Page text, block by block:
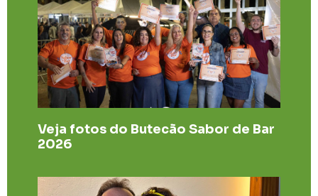
Veja fotos do Butecão Sabor de Bar
2026